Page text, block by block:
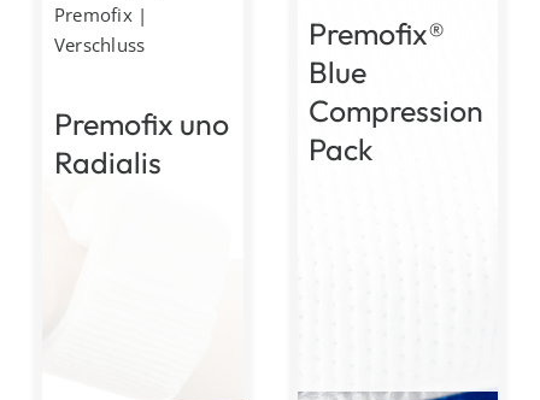
Premofix |
Verschluss
Premofix uno
Radialis
Premofix®
Blue
Compression
Pack